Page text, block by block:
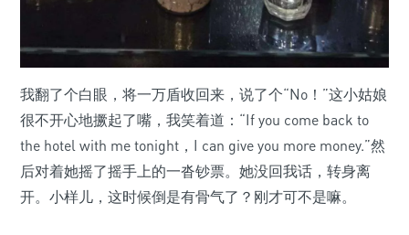
我翻了个白眼，将一万盾收回来，说了个“No！”这小姑娘
很不开心地撅起了嘴，我笑着道：“If you come back to
the hotel with me tonight，I can give you more money.”然
后对着她摇了摇手上的一沓钞票。她没回我话，转身离
开。小样儿，这时候倒是有骨气了？刚才可不是嘛。